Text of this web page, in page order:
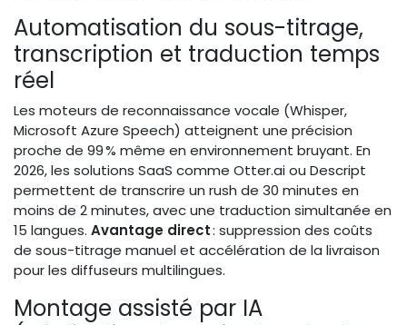
Automatisation du sous-titrage,
transcription et traduction temps
réel
Les moteurs de reconnaissance vocale (Whisper,
Microsoft Azure Speech) atteignent une précision
proche de 99 % même en environnement bruyant. En
2026, les solutions SaaS comme Otter.ai ou Descript
permettent de transcrire un rush de 30 minutes en
moins de 2 minutes, avec une traduction simultanée en
15 langues. Avantage direct: suppression des coûts
de sous-titrage manuel et accélération de la livraison
pour les diffuseurs multilingues.
Montage assisté par IA